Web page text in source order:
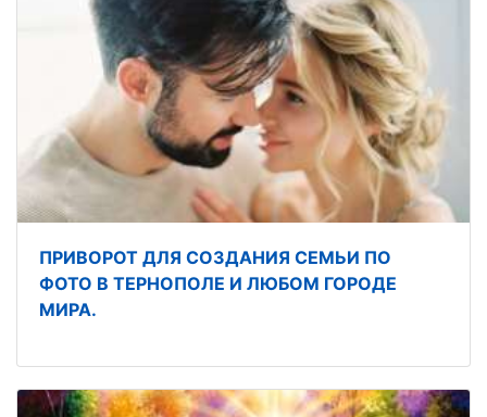
ПРИВОРОТ ДЛЯ СОЗДАНИЯ СЕМЬИ ПО
ФОТО В ТЕРНОПОЛЕ И ЛЮБОМ ГОРОДЕ
МИРА.